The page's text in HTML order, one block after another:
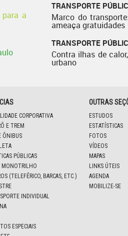
a
TRANSPORTE
Marco do
ameaça gratuidades
TRANSPORTE
Contra ilhas de
urbano
CORPORATIVA
E TREM
ÔNIBUS
PÚBLICAS
MONOTRILHO
(TELEFÉRICO, BARCAS, ETC.)
INDIVIDUAL
ESPECIAIS
OUTRAS
ESTUDOS
ESTATÍSTICAS
FOTOS
VÍDEOS
MAPAS
LINKS ÚTEIS
AGENDA
MOBILIZE-SE